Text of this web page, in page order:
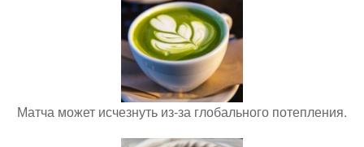
Матча может исчезнуть из-за глобального потепления.